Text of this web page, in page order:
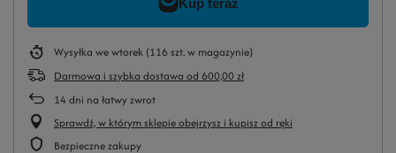
Wysyłka we wtorek (116 szt. w magazynie)
Darmowa i szybka dostawa od 600,00 zł
14dni na łatwy zwrot
Sprawdź, w którym sklepie obejrzysz i kupisz od ręki
Bezpieczne zakupy